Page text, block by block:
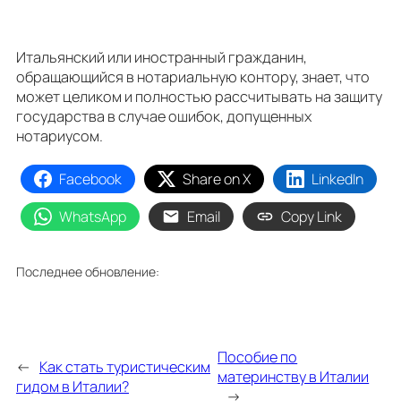
Итальянский или иностранный гражданин,
обращающийся в нотариальную контору, знает, что
может целиком и полностью рассчитывать на защиту
государства в случае ошибок, допущенных
нотариусом.
Facebook Share on X
LinkedIn
WhatsApp
Email Copy Link
Последнее обновление:
← Как стать туристическим
гидом в Италии?
Пособие по
материнству в Италии
→